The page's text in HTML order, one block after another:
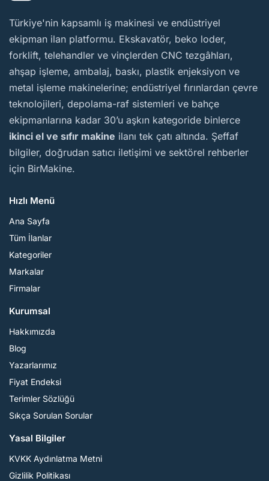
BirMakine
Türkiye'nin kapsamlı iş makinesi ve endüstriyel
ekipman ilan platformu. Ekskavatör, beko loder,
forklift, telehandler ve vinçlerden CNC tezgâhları,
ahşap işleme, ambalaj, baskı, plastik enjeksiyon ve
metal işleme makinelerine; endüstriyel fırınlardan çevre
teknolojileri, depolama-raf sistemleri ve bahçe
ekipmanlarına kadar 30’u aşkın kategoride binlerce
ikinci el ve sıfır makine ilanı tek çatı altında. Şeffaf
bilgiler, doğrudan satıcı iletişimi ve sektörel rehberler
için BirMakine.
Hızlı Menü
Ana Sayfa
Tüm İlanlar
Kategoriler
Markalar
Firmalar
Kurumsal
Hakkımızda
Blog
Yazarlarımız
Fiyat Endeksi
Terimler Sözlüğü
Sıkça Sorulan Sorular
Yasal Bilgiler
KVKK Aydınlatma Metni
Gizlilik Politikası